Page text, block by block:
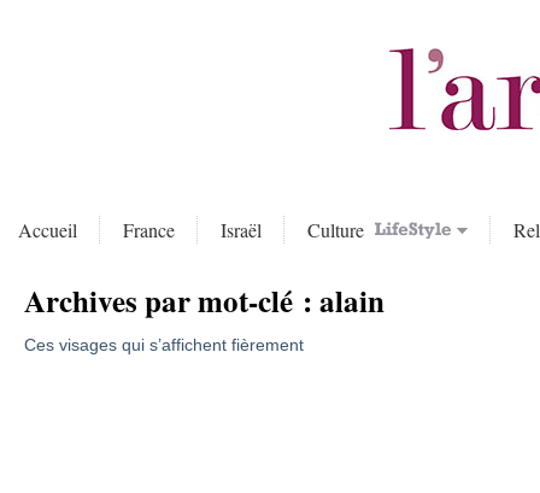
Accueil France Israël Culture
Archives par mot-clé :alain
Ces visages qui s’affichent fièrement